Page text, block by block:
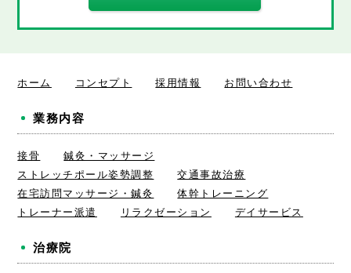
ホーム コンセプト 採用情報 お問い合わせ
業務内容
接骨
鍼灸・マッサージ
ストレッチポール姿勢調整
交通事故治療
在宅訪問マッサージ・鍼灸
体幹トレーニング
トレーナー派遣
リラクゼーション デイサービス
治療院